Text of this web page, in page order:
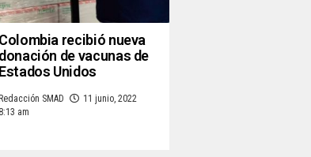
Colombia recibió nueva
donación de vacunas de
Estados Unidos
Redacción SMAD
11 junio, 2022
8:13 am